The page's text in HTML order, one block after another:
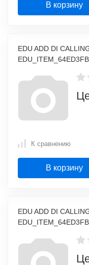
В корзину
EDU ADD DI
К сравнению
В корзину
EDU ADD DI